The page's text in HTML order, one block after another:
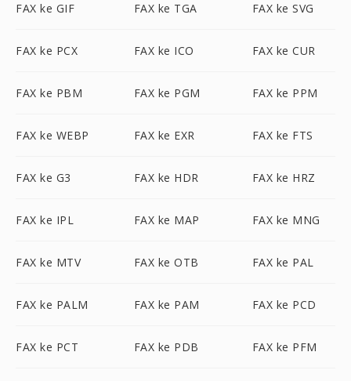
FAX ke GIF FAX ke TGA FAX ke SVG
FAX ke PCX FAX ke ICO FAX ke CUR
FAX ke PBM FAX ke PGM FAX ke PPM
FAX ke WEBP FAX ke EXR FAX ke FTS
FAX ke G3 FAX ke HDR FAX ke HRZ
FAX ke IPL FAX ke MAP FAX ke MNG
FAX ke MTV FAX ke OTB FAX ke PAL
FAX ke PALM FAX ke PAM FAX ke PCD
FAX ke PCT FAX ke PDB FAX ke PFM